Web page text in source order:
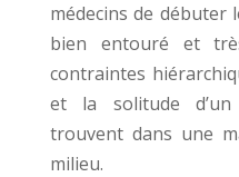
médecins de débuter
bien entouré et
contraintes
et la solitude
trouvent dans une
milieu.